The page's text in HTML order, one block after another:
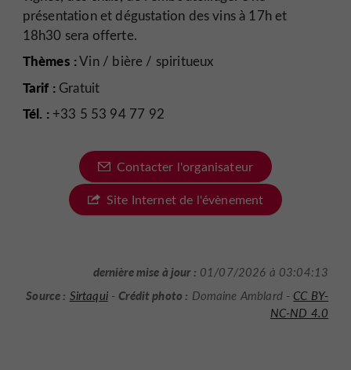
présentation et dégustation des vins à 17h et
18h30 sera offerte.
Thèmes :Vin / bière / spiritueux
Tarif :Gratuit
Tél. :+33 5 53 94 77 92
Contacter l'organisateur
Site Internet de l'évènement
dernière mise à jour : 01/07/2026 à 03:04:13
Source : Sirtaqui-Crédit photo : Domaine Amblard - CC BY-
NC-ND 4.0